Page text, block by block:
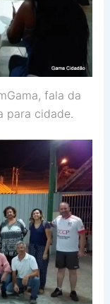
fala da
para cidade.